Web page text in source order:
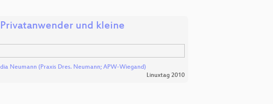
und kleine
Neumann (Praxis Dres. Neumann; APW-Wiegand)
Linuxtag 2010